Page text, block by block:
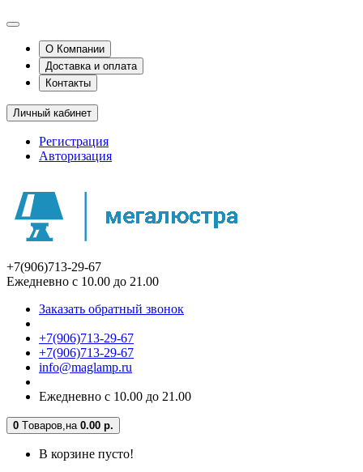
О Компании
Доставка и оплата
Контакты
Личный кабинет
Регистрация
Авторизация
+7(906)713-29-67
Ежедневно с 10.00 до 21.00
Заказать обратный звонок
+7(906)713-29-67
+7(906)713-29-67
info@maglamp.ru
Ежедневно с 10.00 до 21.00
0 Tоваров,на 0.00 р.
В корзине пусто!